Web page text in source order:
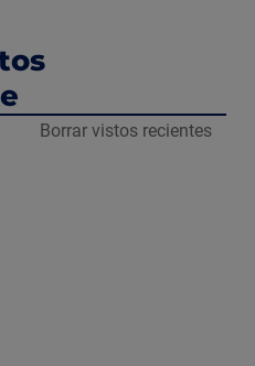
Borrar vistos recientes